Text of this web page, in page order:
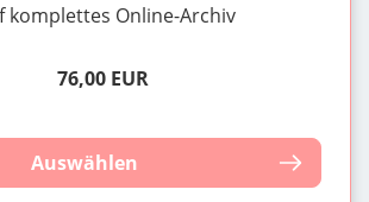
komplettes Online-Archiv
76,00 EUR
Auswählen